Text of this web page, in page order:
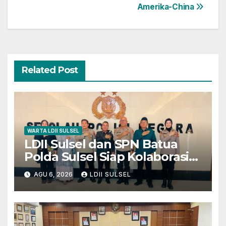
Amerika-China
Related Post
WARTA LDII SULSEL
LDII Sulsel dan SPN Batua
Polda Sulsel Siap Kolaborasi
Bakti Sosial Sambut HUT RI
ke-81
AGU 6, 2026 LDII SULSEL